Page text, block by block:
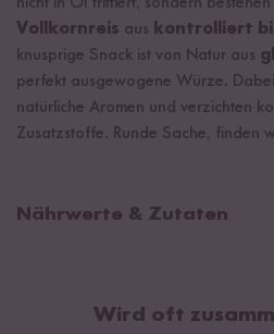
Vollkornreis aus kontrolliert
knusprige Snack ist von Natur aus
perfekt ausgewogene Würze.
natürliche Aromen und verzichten
Zusatzstoffe. Runde Sache, finden
Nährwerte & Zutaten
Wird oft